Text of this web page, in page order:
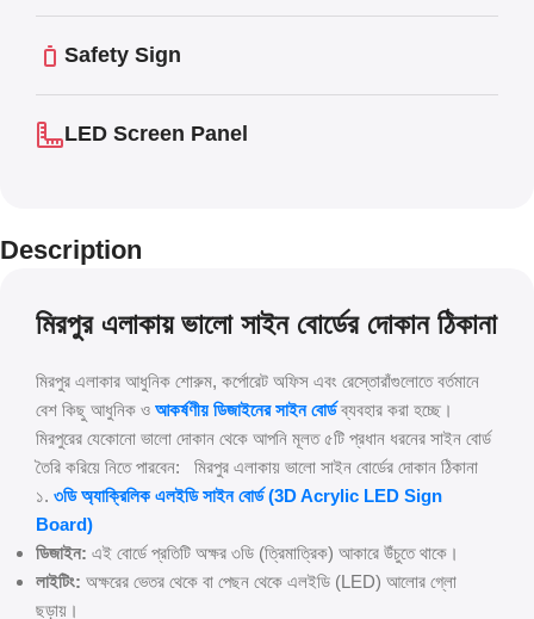
Safety Sign
LED Screen Panel
Description
মিরপুর এলাকায় ভালো সাইন বোর্ডের দোকান ঠিকানা
মিরপুর এলাকার আধুনিক শোরুম, কর্পোরেট অফিস এবং রেস্তোরাঁগুলোতে বর্তমানে
বেশ কিছু আধুনিক ও আকর্ষণীয় ডিজাইনের সাইন বোর্ডব্যবহার করা হচ্ছে।
মিরপুরের যেকোনো ভালো দোকান থেকে আপনি মূলত ৫টি প্রধান ধরনের সাইন বোর্ড
তৈরি করিয়ে নিতে পারবেন: মিরপুর এলাকায় ভালো সাইন বোর্ডের দোকান ঠিকানা
১. ৩ডি অ্যাক্রিলিক এলইডি সাইন বোর্ড (3D Acrylic LED Sign
Board)
ডিজাইন: এই বোর্ডে প্রতিটি অক্ষর ৩ডি (ত্রিমাত্রিক) আকারে উঁচুতে থাকে।
লাইটিং: অক্ষরের ভেতর থেকে বা পেছন থেকে এলইডি (LED) আলোর গ্লো
ছড়ায়।